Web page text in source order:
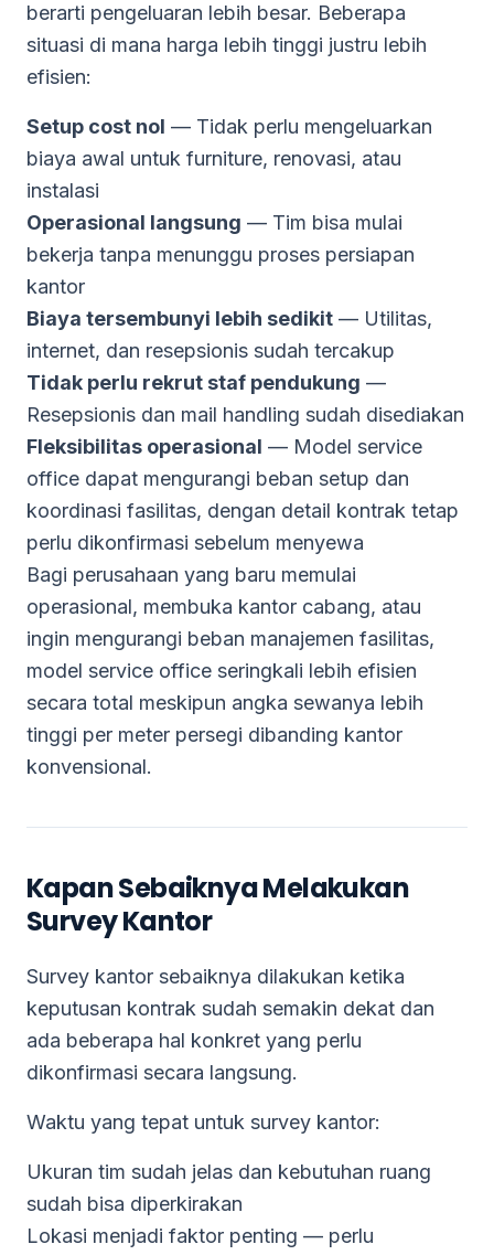
berarti pengeluaran lebih besar. Beberapa
situasi di mana harga lebih tinggi justru lebih
efisien:
Setup cost nol — Tidak perlu mengeluarkan
biaya awal untuk furniture, renovasi, atau
instalasi
Operasional langsung — Tim bisa mulai
bekerja tanpa menunggu proses persiapan
kantor
Biaya tersembunyi lebih sedikit — Utilitas,
internet, dan resepsionis sudah tercakup
Tidak perlu rekrut staf pendukung —
Resepsionis dan mail handling sudah disediakan
Fleksibilitas operasional — Model service
office dapat mengurangi beban setup dan
koordinasi fasilitas, dengan detail kontrak tetap
perlu dikonfirmasi sebelum menyewa
Bagi perusahaan yang baru memulai
operasional, membuka kantor cabang, atau
ingin mengurangi beban manajemen fasilitas,
model service office seringkali lebih efisien
secara total meskipun angka sewanya lebih
tinggi per meter persegi dibanding kantor
konvensional.
Kapan Sebaiknya Melakukan
Survey Kantor
Survey kantor sebaiknya dilakukan ketika
keputusan kontrak sudah semakin dekat dan
ada beberapa hal konkret yang perlu
dikonfirmasi secara langsung.
Waktu yang tepat untuk survey kantor:
Ukuran tim sudah jelas dan kebutuhan ruang
sudah bisa diperkirakan
Lokasi menjadi faktor penting — perlu